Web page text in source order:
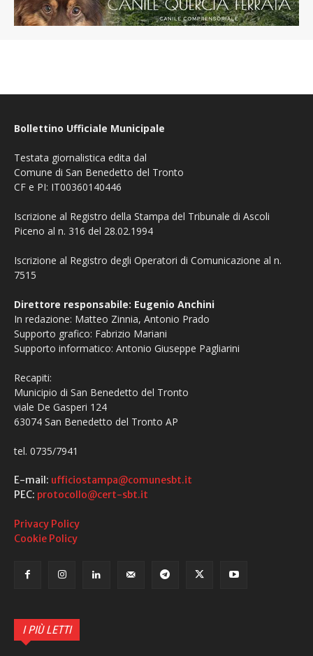
Bollettino Ufficiale Municipale
Testata giornalistica edita dal
Comune di San Benedetto del Tronto
CF e PI: IT00360140446
Iscrizione al Registro della Stampa del Tribunale di Ascoli
Piceno al n. 316 del 28.02.1994
Iscrizione al Registro degli Operatori di Comunicazione al n.
7515
Direttore responsabile: Eugenio Anchini
In redazione: Matteo Zinnia, Antonio Prado
Supporto grafico: Fabrizio Mariani
Supporto informatico: Antonio Giuseppe Pagliarini
Recapiti:
Municipio di San Benedetto del Tronto
viale De Gasperi 124
63074 San Benedetto del Tronto AP
tel. 0735/7941
E-mail: ufficiostampa@comunesbt.it
PEC: protocollo@cert-sbt.it
Privacy Policy
Cookie Policy
I PIÙ LETTI